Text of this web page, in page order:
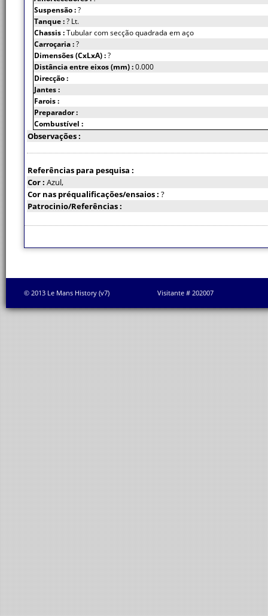
Suspensão :?
Tanque :? Lt.
Chassis :Tubular com secção quadrada em aço
Carroçaria :?
Dimensões (CxLxA) :?
Distância entre eixos (mm) :0.000
Direcção :
Jantes :
Farois :
Preparador :
Combustível :
Observações :
Referências para pesquisa :
Cor : Azul,
Cor nas préqualificações/ensaios : ?
Patrocinio/Referências :
© 2013 Le Mans History (v7) Visitante # 202007